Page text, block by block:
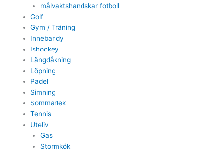
målvaktshandskar fotboll
Golf
Gym / Träning
Innebandy
Ishockey
Längdåkning
Löpning
Padel
Simning
Sommarlek
Tennis
Uteliv
Gas
Stormkök